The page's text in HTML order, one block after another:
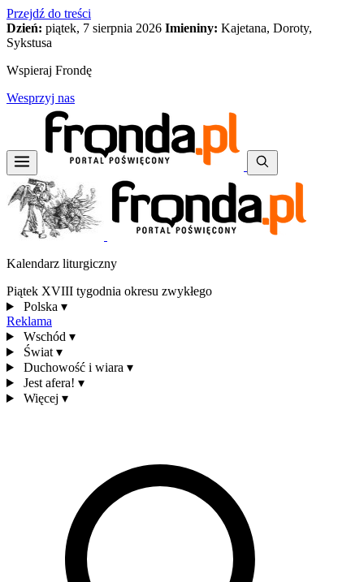
Przejdź do treści
Dzień: piątek, 7 sierpnia 2026 Imieniny: Kajetana, Doroty,
Sykstusa
Wspieraj Frondę
Wesprzyj nas
Kalendarz liturgiczny
Piątek XVIII tygodnia okresu zwykłego
Polska ▾
Reklama
Wschód ▾
Świat ▾
Duchowość i wiara ▾
Jest afera! ▾
Więcej ▾